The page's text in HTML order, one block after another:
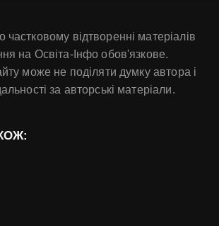
відтворенні матеріалів
на Освіта-Інфо обов'язкове.
може не поділяти думку автора і
за авторські матеріали.